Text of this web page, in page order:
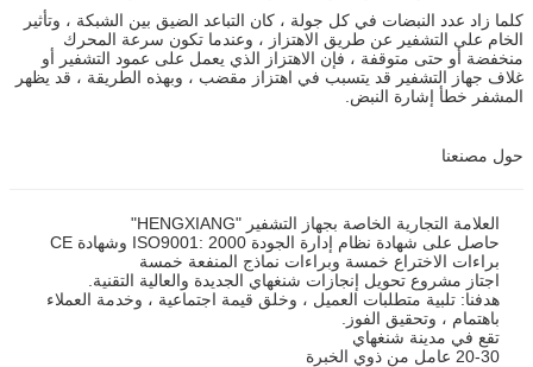
كلما زاد عدد النبضات في كل جولة ، كان التباعد الضيق بين الشبكة ، وتأثير
الخام على التشفير عن طريق الاهتزاز ، وعندما تكون سرعة المحرك
منخفضة أو حتى متوقفة ، فإن الاهتزاز الذي يعمل على عمود التشفير أو
غلاف جهاز التشفير قد يتسبب في اهتزاز مقضب ، وبهذه الطريقة ، قد يظهر
المشفر خطأ إشارة النبض.
حول مصنعنا
العلامة التجارية الخاصة بجهاز التشفير "HENGXIANG"
حاصل على شهادة نظام إدارة الجودة ISO9001: 2000 وشهادة CE
براءات الاختراع خمسة وبراءات نماذج المنفعة خمسة
اجتاز مشروع تحويل إنجازات شنغهاي الجديدة والعالية التقنية.
هدفنا: تلبية متطلبات العميل ، وخلق قيمة اجتماعية ، وخدمة العملاء
باهتمام ، وتحقيق الفوز.
تقع في مدينة شنغهاي
20-30 عامل من ذوي الخبرة